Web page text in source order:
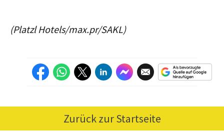
(Platzl Hotels/max.pr/SAKL)
Zurück zur Startseite